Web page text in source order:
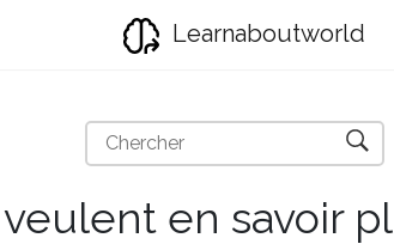
Learnaboutworld
en savoir